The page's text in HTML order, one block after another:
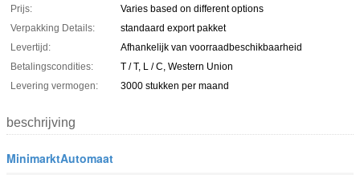
Prijs:
Varies based on different options
Verpakking Details:
standaard export pakket
Levertijd:
Afhankelijk van voorraadbeschikbaarheid
Betalingscondities:
T / T, L / C, Western Union
Levering vermogen:
3000 stukken per maand
beschrijving
MinimarktAutomaat